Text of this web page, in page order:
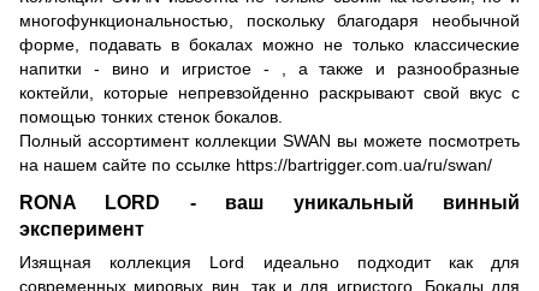
многофункциональностью, поскольку благодаря необычной
форме, подавать в бокалах можно не только классические
напитки - вино и игристое - , а также и разнообразные
коктейли, которые непревзойденно раскрывают свой вкус с
помощью тонких стенок бокалов.
Полный ассортимент коллекции SWAN вы можете посмотреть
на нашем сайте по ссылке https://bartrigger.com.ua/ru/swan/
RONA LORD - ваш уникальный винный
эксперимент
Изящная коллекция Lord идеально подходит как для
современных мировых вин, так и для игристого. Бокалы для